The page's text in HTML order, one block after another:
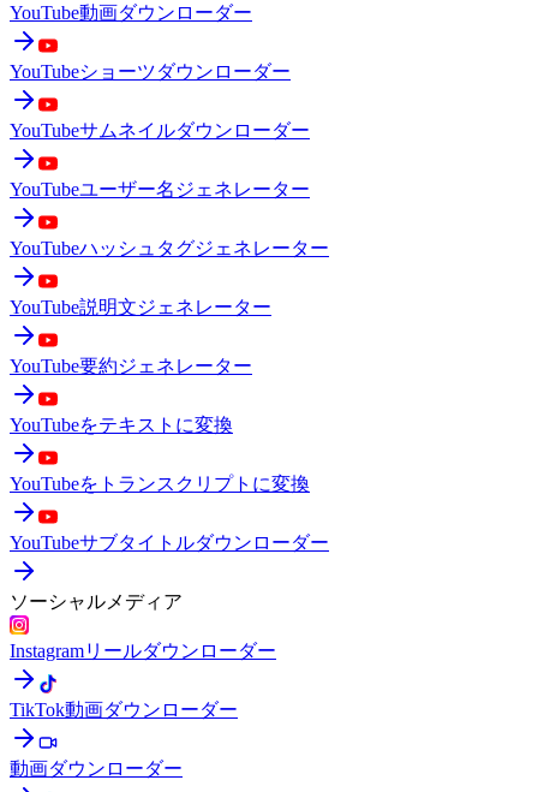
YouTube動画ダウンローダー
YouTubeショーツダウンローダー
YouTubeサムネイルダウンローダー
YouTubeユーザー名ジェネレーター
YouTubeハッシュタグジェネレーター
YouTube説明文ジェネレーター
YouTube要約ジェネレーター
YouTubeをテキストに変換
YouTubeをトランスクリプトに変換
YouTubeサブタイトルダウンローダー
ソーシャルメディア
Instagramリールダウンローダー
TikTok動画ダウンローダー
動画ダウンローダー